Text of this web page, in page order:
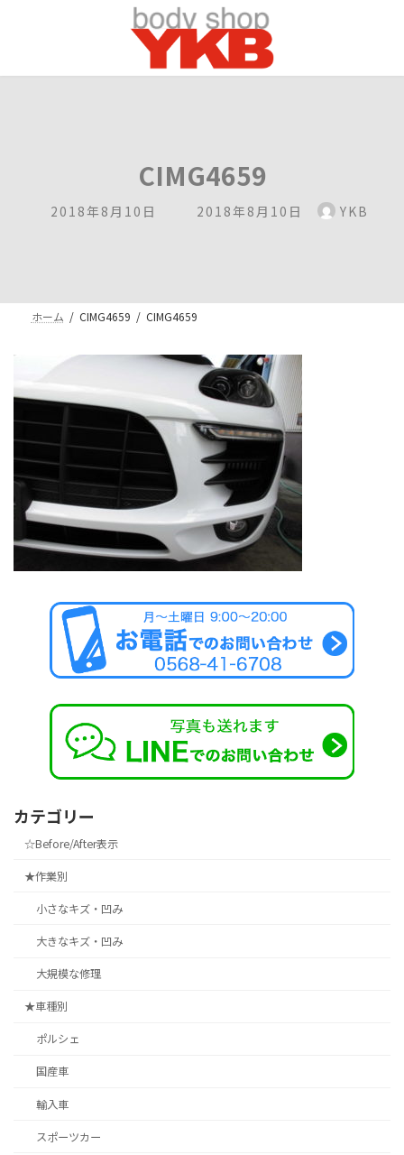
ツ
シ
CIMG4659
2018年8月10日
最
時
:
2018年8月10日 YKB
ホーム CIMG4659 CIMG4659
カテゴリー
☆Before/After表示
★作業別
小さなキズ・凹み
大きなキズ・凹み
大規模な修理
★車種別
ポルシェ
国産車
輸入車
スポーツカー